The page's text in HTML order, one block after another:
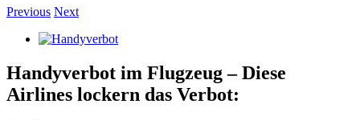
Previous Next
View
Image
Handyverbot im Flugzeug – Diese
Airlines lockern das Verbot: